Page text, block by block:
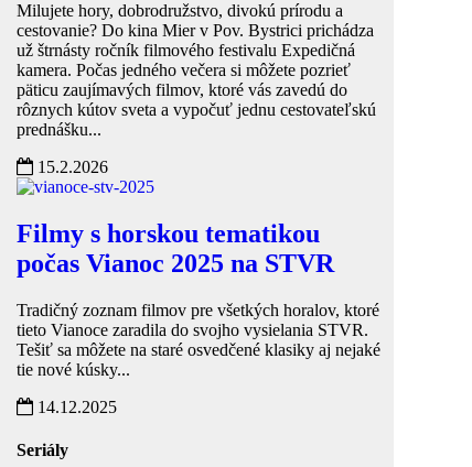
Milujete hory, dobrodružstvo, divokú prírodu a
cestovanie? Do kina Mier v Pov. Bystrici prichádza
už štrnásty ročník filmového festivalu Expedičná
kamera. Počas jedného večera si môžete pozrieť
päticu zaujímavých filmov, ktoré vás zavedú do
rôznych kútov sveta a vypočuť jednu cestovateľskú
prednášku...
15.2.2026
Filmy s horskou tematikou
počas Vianoc 2025 na STVR
Tradičný zoznam filmov pre všetkých horalov, ktoré
tieto Vianoce zaradila do svojho vysielania STVR.
Tešiť sa môžete na staré osvedčené klasiky aj nejaké
tie nové kúsky...
14.12.2025
Seriály